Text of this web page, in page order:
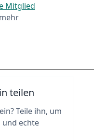
Mitglied
teilen
Teile ihn, um
und echte